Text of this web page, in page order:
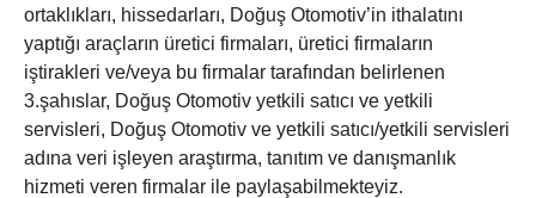
ortaklıkları, hissedarları, Doğuş Otomotiv’in ithalatını
yaptığı araçların üretici firmaları, üretici firmaların
iştirakleri ve/veya bu firmalar tarafından belirlenen
3.şahıslar, Doğuş Otomotiv yetkili satıcı ve yetkili
servisleri, Doğuş Otomotiv ve yetkili satıcı/yetkili servisleri
adına veri işleyen araştırma, tanıtım ve danışmanlık
hizmeti veren firmalar ile paylaşabilmekteyiz.